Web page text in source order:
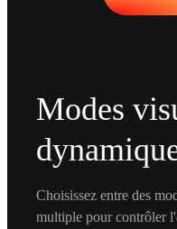
Modes
Choisissez entre des
multiple pour contrôler